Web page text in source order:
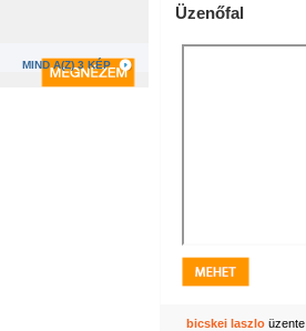
MIND A(Z) 3 KÉP
Üzenőfal
bicskei laszloüzente